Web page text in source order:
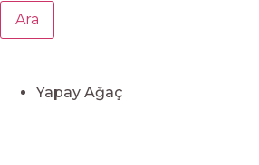
Ara
Yapay Ağaç